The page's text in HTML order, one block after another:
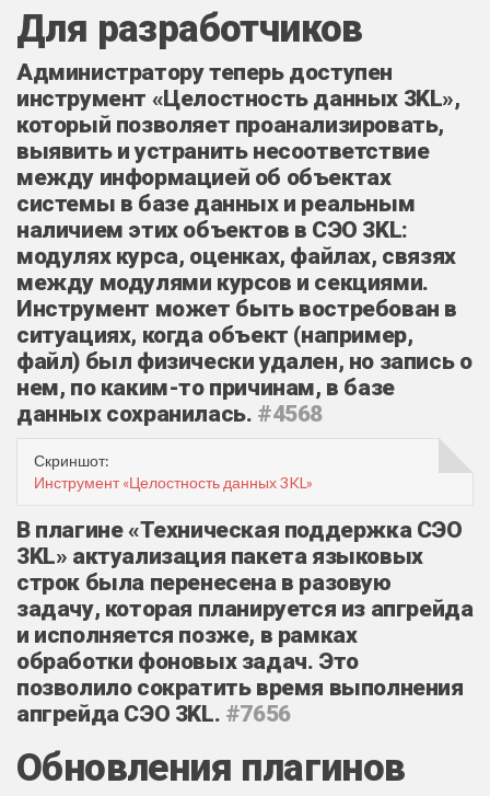
Для разработчиков
Администратору теперь доступен
инструмент «Целостность данных 3KL»,
который позволяет проанализировать,
выявить и устранить несоответствие
между информацией об объектах
системы в базе данных и реальным
наличием этих объектов в СЭО 3KL:
модулях курса, оценках, файлах, связях
между модулями курсов и секциями.
Инструмент может быть востребован в
ситуациях, когда объект (например,
файл) был физически удален, но запись о
нем, по каким-то причинам, в базе
данных сохранилась. #4568
Скриншот:
Инструмент «Целостность данных 3KL»
В плагине «Техническая поддержка СЭО
3KL‎» актуализация пакета языковых
строк была перенесена в разовую
задачу, которая планируется из апгрейда
и исполняется позже, в рамках
обработки фоновых задач. Это
позволило сократить время выполнения
апгрейда СЭО 3KL. #7656
Обновления плагинов